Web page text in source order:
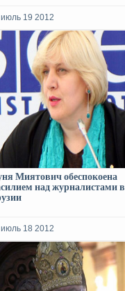
июль 19 2012
Миятович обеспокоена
над журналистами в
июль 18 2012